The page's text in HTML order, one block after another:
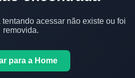
acessar não existe ou foi
removida.
para a Home